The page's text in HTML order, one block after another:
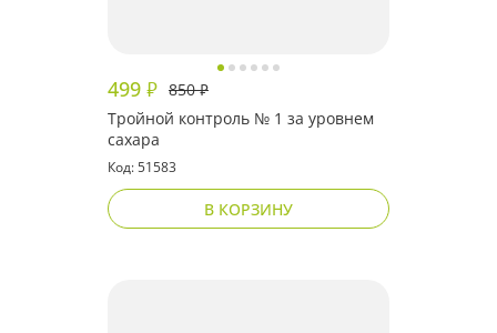
499 ₽ 850₽
Тройной контроль № 1 за уровнем
сахара
Код: 51583
В КОРЗИНУ